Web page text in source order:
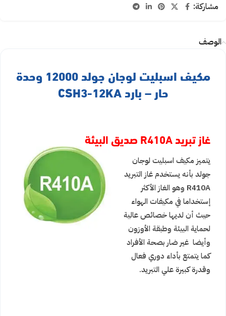
مشاركة:
الوصف
مكيف اسبليت لوجان جولد 12000 وحدة
حار – بارد CSH3-12KA
غاز تبريد صديق البيئة
يتميز مكيف اسبليت لوجان
جولد بأنه يستخدم غاز التبريد
R410A وهو الغاز الأكثر
إستخداما في مكيفات الهواء
حيث أن لديها خصائص عالية
لحماية البيئة وطبقة الأوزون
وأيضا غير ضار بصحة الأفراد
كما يتمتع بأداء دوري فعال
وقدرة كبيرة علي التبريد.